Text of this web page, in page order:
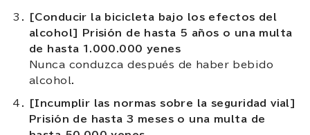
[Conducir la bicicleta bajo los efectos del
alcohol] Prisión de hasta 5 años o una multa
de hasta 1.000.000 yenes
Nunca conduzca después de haber bebido
alcohol.
[Incumplir las normas sobre la seguridad vial]
Prisión de hasta 3 meses o una multa de